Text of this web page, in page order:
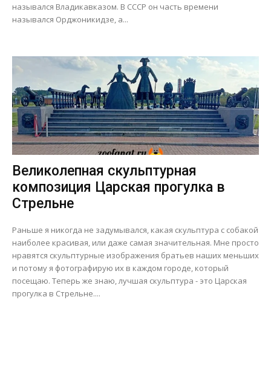
назывался Владикавказом. В СССР он часть времени
назывался Орджоникидзе, а...
Великолепная скульптурная
композиция Царская прогулка в
Стрельне
Раньше я никогда не задумывался, какая скульптура с собакой
наиболее красивая, или даже самая значительная. Мне просто
нравятся скульптурные изображения братьев наших меньших
и потому я фотографирую их в каждом городе, который
посещаю. Теперь же знаю, лучшая скульптура - это Царская
прогулка в Стрельне....